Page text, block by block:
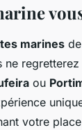
marines
ne
ou
votre